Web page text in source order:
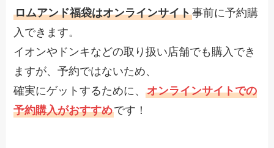
ロムアンド福袋はオンラインサイト事前に予約購
入できます。
イオンやドンキなどの取り扱い店舗でも購入でき
ますが、予約ではないため、
確実にゲットするために、オンラインサイトでの
予約購入がおすすめです！